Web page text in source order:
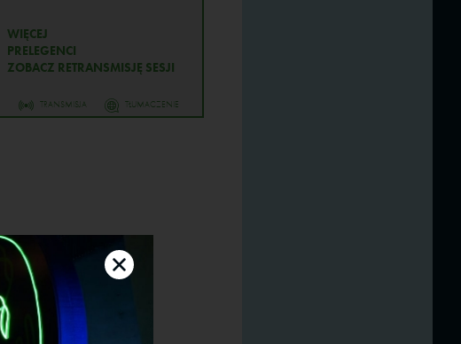
WIĘCEJ
PRELEGENCI
ZOBACZ RETRANSMISJĘ SESJI
TRANSMISJA TŁUMACZENIE